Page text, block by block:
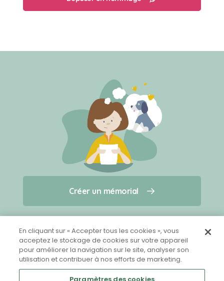
Créer un mémorial
Qui sommes-nous ?
Nous contacter
Partager sur Facebook
Créer un mémorial
En cliquant sur « Accepter tous les cookies », vous
acceptez le stockage de cookies sur votre appareil
pour améliorer la navigation sur le site, analyser son
utilisation et contribuer à nos efforts de marketing.